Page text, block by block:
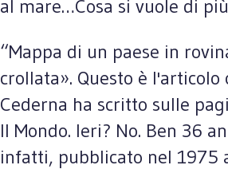
al mare…Cosa si vuole di
“Mappa di un paese in
crollata». Questo è l'articolo
Cederna ha scritto sulle
Il Mondo. Ieri? No. Ben 36
infatti, pubblicato nel 1975